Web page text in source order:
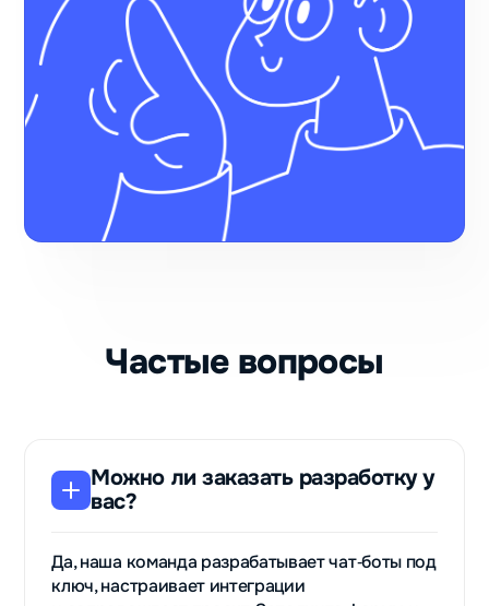
Частые вопросы
Можно ли заказать разработку у
вас?
Да, наша команда разрабатывает чат‑боты под
ключ, настраивает интеграции